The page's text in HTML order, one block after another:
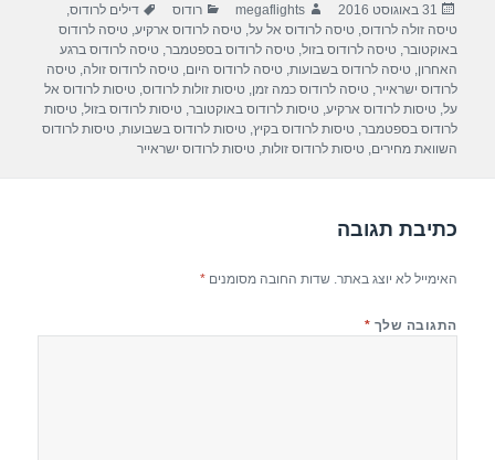
e
b
o
o
k
gr
a
m
s
A
p
p
e
פורסם
בתאריך
31 באוגוסט 2016 מחבר
megaflights קטגוריות
רודוס תגיות
דילים לרודוס,
טיסה זולה לרודוס,טיסה לרודוס אל על,טיסה לרודוס ארקיע,טיסה לרודוס
באוקטובר,טיסה לרודוס בזול,טיסה לרודוס בספטמבר,טיסה לרודוס ברגע
האחרון,טיסה לרודוס בשבועות,טיסה לרודוס היום,טיסה לרודוס זולה,טיסה
לרודוס ישראייר,טיסה לרודוס כמה זמן,טיסות זולות לרודוס,טיסות לרודוס אל
על,טיסות לרודוס ארקיע,טיסות לרודוס באוקטובר,טיסות לרודוס בזול,טיסות
לרודוס בספטמבר,טיסות לרודוס בקיץ,טיסות לרודוס בשבועות,טיסות לרודוס
השוואת מחירים,טיסות לרודוס זולות,טיסות לרודוס ישראייר
כתיבת תגובה
האימייל לא יוצג באתר. שדות החובה מסומנים*
התגובה שלך *